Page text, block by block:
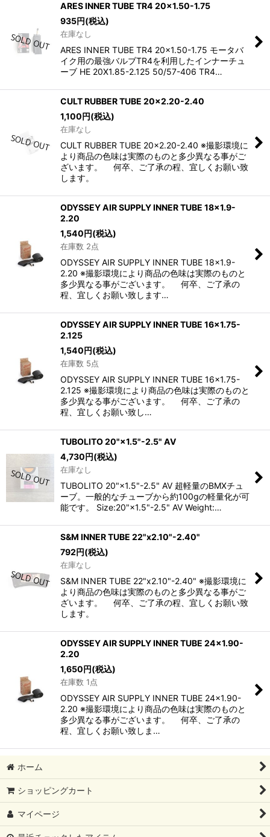
ARES INNER TUBE TR4 20×1.50-1.75
935円(税込)
在庫なし
ARES INNER TUBE TR4 20×1.50-1.75 モータバ
イク用の最強バルブTR4を利用したインナーチュ
ーブ HE 20X1.85-­2.125 50/57-406 TR4…
CULT RUBBER TUBE 20x2.20-2.40
1,100円(税込)
在庫なし
CULT RUBBER TUBE 20x2.20-2.40 ※撮影環境に
より商品の色味は実際のものと多少異なる事がご
ざいます。 何卒、ご了承の程、宜しくお願い致
します。
ODYSSEY AIR SUPPLY INNER TUBE 18x1.9-
2.20
1,540円(税込)
在庫数 2点
ODYSSEY AIR SUPPLY INNER TUBE 18x1.9-
2.20 ※撮影環境により商品の色味は実際のものと
多少異なる事がございます。 何卒、ご了承の
程、宜しくお願い致します…
ODYSSEY AIR SUPPLY INNER TUBE 16x1.75-
2.125
1,540円(税込)
在庫数 5点
ODYSSEY AIR SUPPLY INNER TUBE 16x1.75-
2.125 ※撮影環境により商品の色味は実際のものと
多少異なる事がございます。 何卒、ご了承の
程、宜しくお願い致し…
TUBOLITO 20"×1.5"-2.5" AV
4,730円(税込)
在庫なし
TUBOLITO 20"×1.5"-2.5" AV 超軽量のBMXチュ
ーブ。一般的なチューブから約100gの軽量化が可
能です。 Size:20"×1.5"-2.5" AV Weight:…
S&M INNER TUBE 22"x2.10"-2.40"
792円(税込)
在庫なし
S&M INNER TUBE 22"x2.10"-2.40" ※撮影環境に
より商品の色味は実際のものと多少異なる事がご
ざいます。 何卒、ご了承の程、宜しくお願い致
します。
ODYSSEY AIR SUPPLY INNER TUBE 24x1.90-
2.20
1,650円(税込)
在庫数 1点
ODYSSEY AIR SUPPLY INNER TUBE 24x1.90-
2.20 ※撮影環境により商品の色味は実際のものと
多少異なる事がございます。 何卒、ご了承の
程、宜しくお願い致しま…
ホーム
ショッピングカート
マイページ